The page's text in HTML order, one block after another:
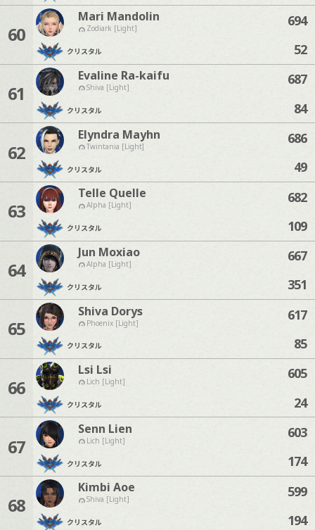
60
Mari Mandolin
Zodiark [Light]
クリスタル
694
52
61
Evaline Ra-kaifu
Shiva [Light]
クリスタル
687
84
62
Elyndra Mayhn
Twintania [Light]
クリスタル
686
49
63
Telle Quelle
Alpha [Light]
クリスタル
682
109
64
Jun Moxiao
Alpha [Light]
クリスタル
667
351
65
Shiva Dorys
Phoenix [Light]
クリスタル
617
85
66
Lsi Lsi
Lich [Light]
クリスタル
605
24
67
Senn Lien
Lich [Light]
クリスタル
603
174
68
Kimbi Aoe
Shiva [Light]
クリスタル
599
194